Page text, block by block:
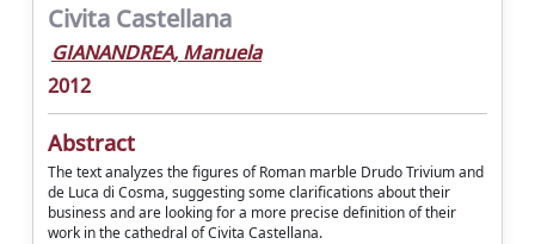
Civita Castellana
GIANANDREA, Manuela
2012
Abstract
The text analyzes the figures of Roman marble Drudo Trivium and
de Luca di Cosma, suggesting some clarifications about their
business and are looking for a more precise definition of their
work in the cathedral of Civita Castellana.